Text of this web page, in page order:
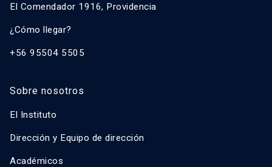
El Comendador 1916, Providencia
¿Cómo llegar?
+56 95504 5505
Sobre nosotros
El Instituto
Dirección y Equipo de dirección
Académicos